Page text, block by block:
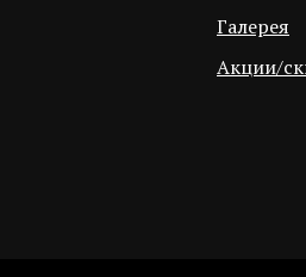
Галерея
Акции/